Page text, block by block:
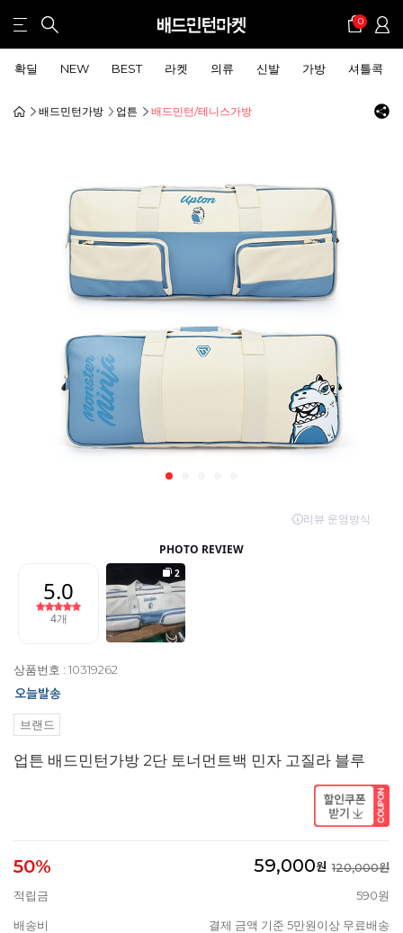
0
확딜 NEW BEST 라켓 의류 신발 가방 셔틀콕
배드민턴가방 업튼 배드민턴/테니스가방
상품번호 : 10319262
브랜드
업튼 배드민턴가방 2단 토너먼트백 민자 고질라 블루
50% 59,000원 120,000원
적립금
590원
배송비 결제 금액 기준 5만원이상 무료배송